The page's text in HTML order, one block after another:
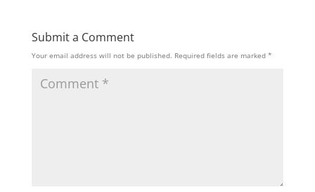
Submit a Comment
Your email address will not be published. Required fields are marked *